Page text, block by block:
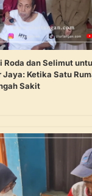
Roda dan Selimut
Jaya: Ketika Satu
Sakit